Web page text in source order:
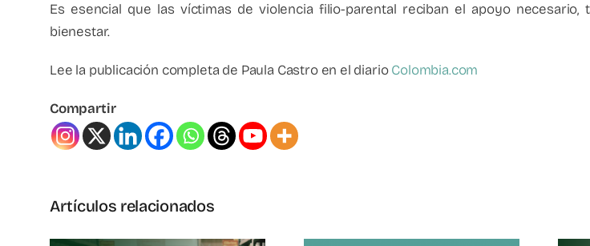
Es esencial que las víctimas de violencia filio-parental reciban el apoyo
bienestar.
Lee la publicación completa de Paula Castro en el diarioColombia.com
Compartir
Artículos relacionados